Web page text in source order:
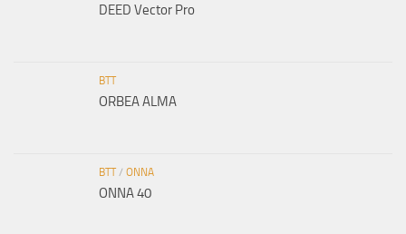
DEED Vector Pro
BTT
ORBEA ALMA
BTT/ ONNA
ONNA 40